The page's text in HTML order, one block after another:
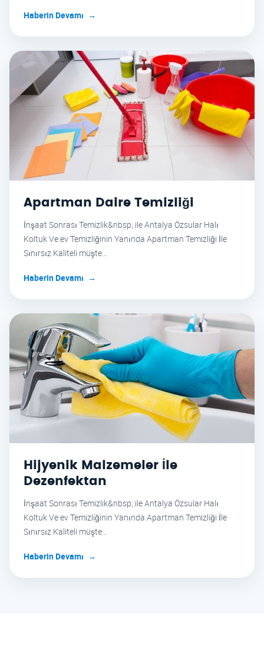
Haberin Devamı
Apartman Daire Temizliği
İnşaat Sonrası Temizlik&nbsp; ile Antalya Özsular Halı
Koltuk Ve ev Temizliğinin Yanında Apartman Temizliği İle
Sınırsız Kaliteli müşte...
Haberin Devamı
Hijyenik Malzemeler İle
Dezenfektan
İnşaat Sonrası Temizlik&nbsp; ile Antalya Özsular Halı
Koltuk Ve ev Temizliğinin Yanında Apartman Temizliği İle
Sınırsız Kaliteli müşte...
Haberin Devamı